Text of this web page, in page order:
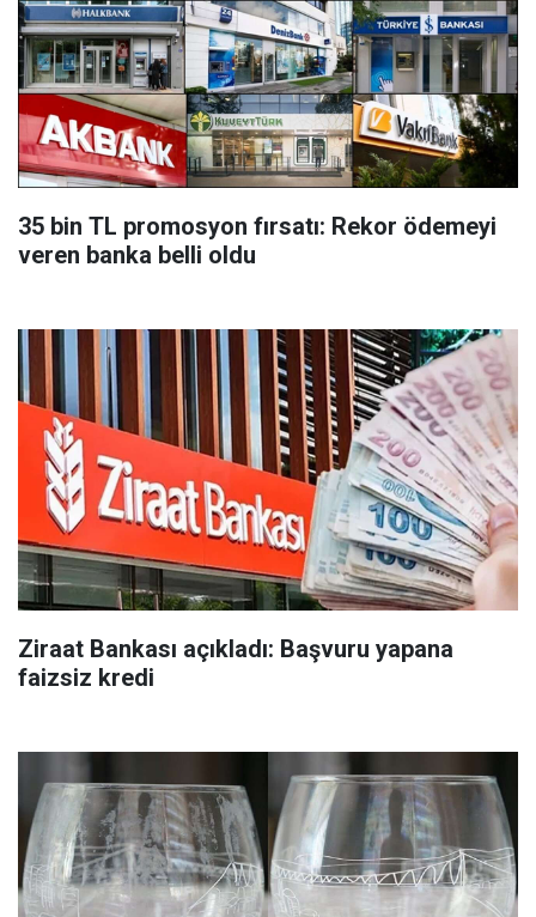
35 bin TL promosyon fırsatı: Rekor ödemeyi
veren banka belli oldu
Ziraat Bankası açıkladı: Başvuru yapana
faizsiz kredi